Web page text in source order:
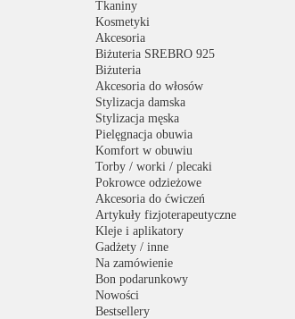
Tkaniny
Kosmetyki
Akcesoria
Biżuteria SREBRO 925
Biżuteria
Akcesoria do włosów
Stylizacja damska
Stylizacja męska
Pielęgnacja obuwia
Komfort w obuwiu
Torby / worki / plecaki
Pokrowce odzieżowe
Akcesoria do ćwiczeń
Artykuły fizjoterapeutyczne
Kleje i aplikatory
Gadżety / inne
Na zamówienie
Bon podarunkowy
Nowości
Bestsellery